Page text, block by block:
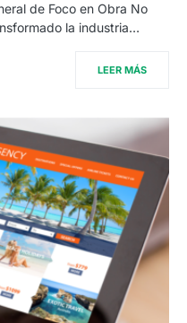
de Foco en Obra No
la industria…
LEER MÁS